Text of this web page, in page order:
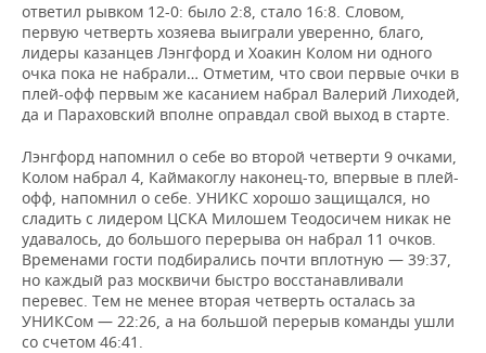
ответил рывком 12-0: было 2:8, стало 16:8. Словом,
первую четверть хозяева выиграли уверенно, благо,
лидеры казанцев Лэнгфорд и Хоакин Колом ни одного
очка пока не набрали… Отметим, что свои первые очки в
плей-офф первым же касанием набрал Валерий Лиходей,
да и Параховский вполне оправдал свой выход в старте.
Лэнгфорд напомнил о себе во второй четверти 9 очками,
Колом набрал 4, Каймакоглу наконец-то, впервые в плей-
офф, напомнил о себе. УНИКС хорошо защищался, но
сладить с лидером ЦСКА Милошем Теодосичем никак не
удавалось, до большого перерыва он набрал 11 очков.
Временами гости подбирались почти вплотную — 39:37,
но каждый раз москвичи быстро восстанавливали
перевес. Тем не менее вторая четверть осталась за
УНИКСом — 22:26, а на большой перерыв команды ушли
со счетом 46:41.